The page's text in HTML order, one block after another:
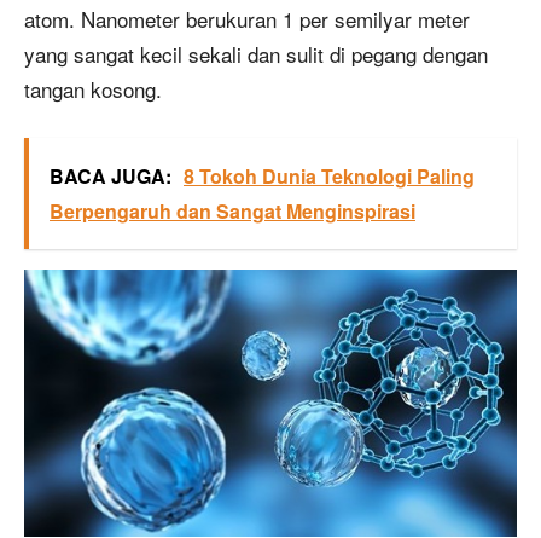
atom. Nanometer berukuran 1 per semilyar meter
yang sangat kecil sekali dan sulit di pegang dengan
tangan kosong.
BACA JUGA: 8 Tokoh Dunia Teknologi Paling
Berpengaruh dan Sangat Menginspirasi